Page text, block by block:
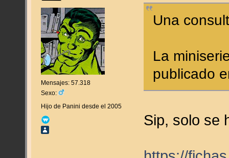
Mensajes: 57.318
Sexo:
Hijo de Panini desde el 2005
Una
La
publicado
Sip, solo se